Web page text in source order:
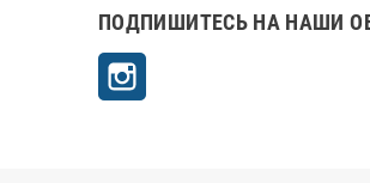
ПОДПИШИТЕСЬ НА НАШИ